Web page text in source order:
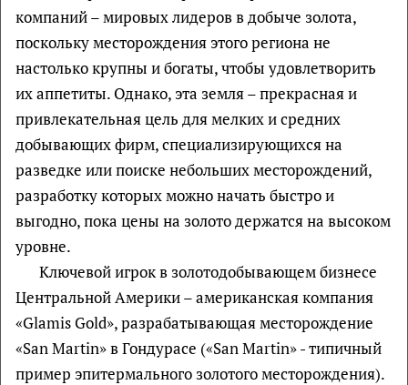
компаний – мировых лидеров в добыче золота,
поскольку месторождения этого региона не
настолько крупны и богаты, чтобы удовлетворить
их аппетиты. Однако, эта земля – прекрасная и
привлекательная цель для мелких и средних
добывающих фирм, специализирующихся на
разведке или поиске небольших месторождений,
разработку которых можно начать быстро и
выгодно, пока цены на золото держатся на высоком
уровне.
Ключевой игрок в золотодобывающем бизнесе
Центральной Америки – американская компания
«Glamis Gold», разрабатывающая месторождение
«San Martin» в Гондурасе («San Martin» - типичный
пример эпитермального золотого месторождения).